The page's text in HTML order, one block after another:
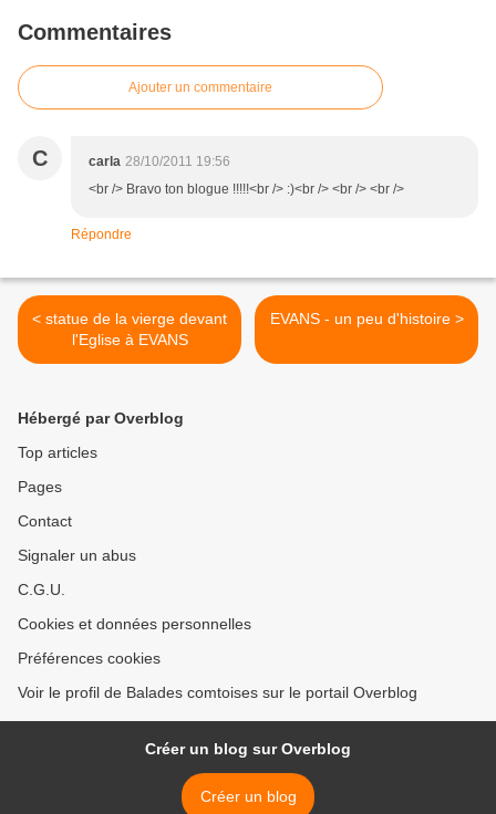
Commentaires
Ajouter un commentaire
C carla 28/10/2011 19:56
<br /> Bravo ton blogue !!!!!<br /> :)<br /> <br /> <br />
Répondre
< statue de la vierge devant
l'Eglise à EVANS
EVANS - un peu d'histoire >
Hébergé par Overblog
Top articles
Pages
Contact
Signaler un abus
C.G.U.
Cookies et données personnelles
Préférences cookies
Voir le profil de Balades comtoises sur le portail Overblog
Créer un blog sur Overblog
Créer un blog